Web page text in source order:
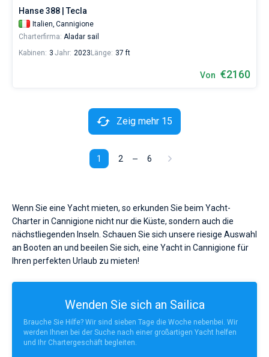
Hanse 388 | Tecla
Italien, Cannigione
Charterfirma: Aladar sail
Kabinen: 3 Jahr: 2023 Länge: 37 ft
Von €2160
1 2 6
Zeig mehr 15
Wenn Sie eine Yacht mieten, so erkunden Sie beim Yacht-
Charter in Cannigione nicht nur die Küste, sondern auch die
nächstliegenden Inseln. Schauen Sie sich unsere riesige Auswahl
an Booten an und beeilen Sie sich, eine Yacht in Cannigione für
Ihren perfekten Urlaub zu mieten!
Wenden Sie sich an Sailica
Brauche Sie Hilfe? Wir sind sieben Tage die Woche nebenbei. Wir
werden Ihnen bei der Suche nach einer großartigen Yacht helfen
und Ihr Chartergeschäft begleiten.